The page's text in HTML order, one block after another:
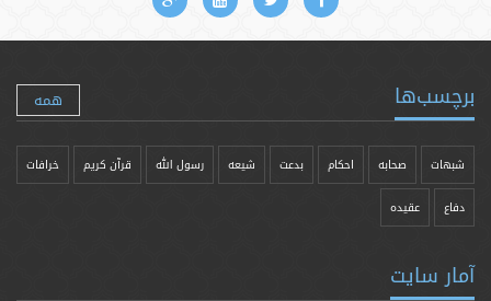
برچسب‌ها همه
شبهات صحابه احکام بدعت شیعه رسول الله قرآن کریم خرافات
دفاع عقیده
آمار سایت